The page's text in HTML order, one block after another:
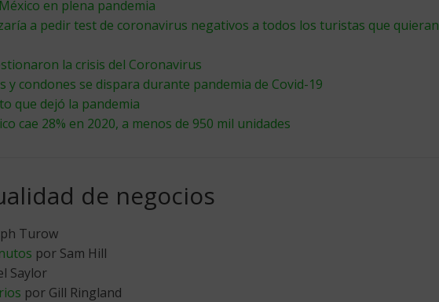
en plena pandemia
a pedir test de coronavirus negativos a todos los turistas que quieran
la crisis del Coronavirus
y condones se dispara durante pandemia de Covid-19
que dejó la pandemia
cae 28% en 2020, a menos de 950 mil unidades
de negocios
Turow
por Sam Hill
Saylor
por Gill Ringland